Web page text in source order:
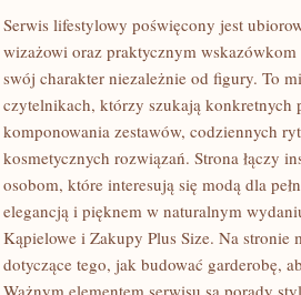
Serwis lifestylowy poświęcony jest
wizażowi oraz praktycznym
swój charakter niezależnie od figury. To
czytelnikach, którzy szukają konkretnych
komponowania zestawów, codziennych
kosmetycznych rozwiązań. Strona łączy
osobom, które interesują się modą dla
elegancją i pięknem w naturalnym
Kąpielowe i Zakupy Plus Size. Na stronie
dotyczące tego, jak budować garderobę,
Ważnym elementem serwisu są porady